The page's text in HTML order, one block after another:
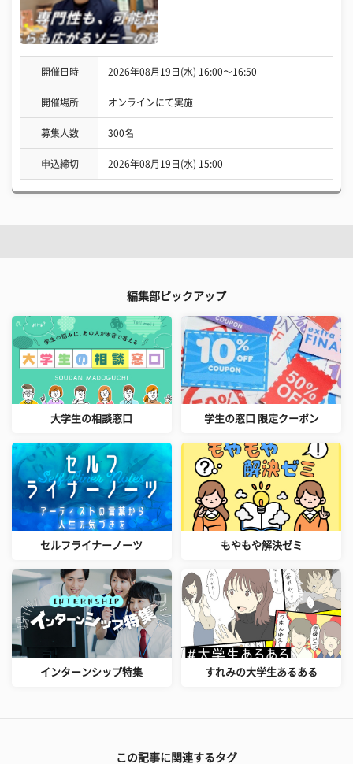
開催日時 2026年08月19日(水) 16:00〜16:50
開催場所 オンラインにて実施
募集人数 300名
申込締切 2026年08月19日(水) 15:00
編集部ピックアップ
大学生の相談窓口 学生の窓口 限定クーポン
セルフライナーノーツ もやもや解決ゼミ
インターンシップ特集 すれみの大学生あるある
この記事に関連するタグ